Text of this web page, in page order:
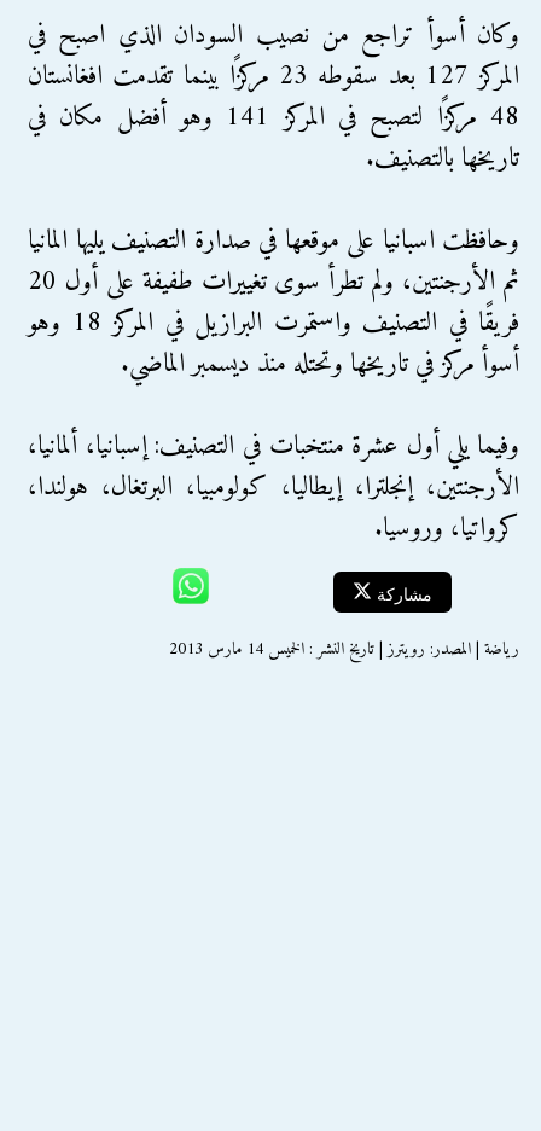
وكان أسوأ تراجع من نصيب السودان الذي اصبح في
المركز 127 بعد سقوطه 23 مركزًا بينما تقدمت افغانستان
48 مركزًا لتصبح في المركز 141 وهو أفضل مكان في
تاريخها بالتصنيف.
وحافظت اسبانيا على موقعها في صدارة التصنيف يليها المانيا
ثم الأرجنتين، ولم تطرأ سوى تغييرات طفيفة على أول 20
فريقًا في التصنيف واستمرت البرازيل في المركز 18 وهو
أسوأ مركز في تاريخها وتحتله منذ ديسمبر الماضي.
وفيما يلي أول عشرة منتخبات في التصنيف: إسبانيا، ألمانيا،
الأرجنتين، إنجلترا، إيطاليا، كولومبيا، البرتغال، هولندا،
كرواتيا، وروسيا.
مشاركة
رياضة | المصدر: رويترز | تاريخ النشر : الخميس 14 مارس 2013